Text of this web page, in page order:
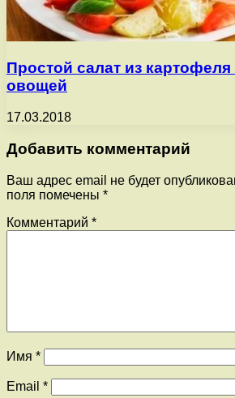
Простой салат из
овощей
17.03.2018
Добавить комментарий
Ваш адрес email не будет
поля помечены *
Комментарий *
Имя *
Email *